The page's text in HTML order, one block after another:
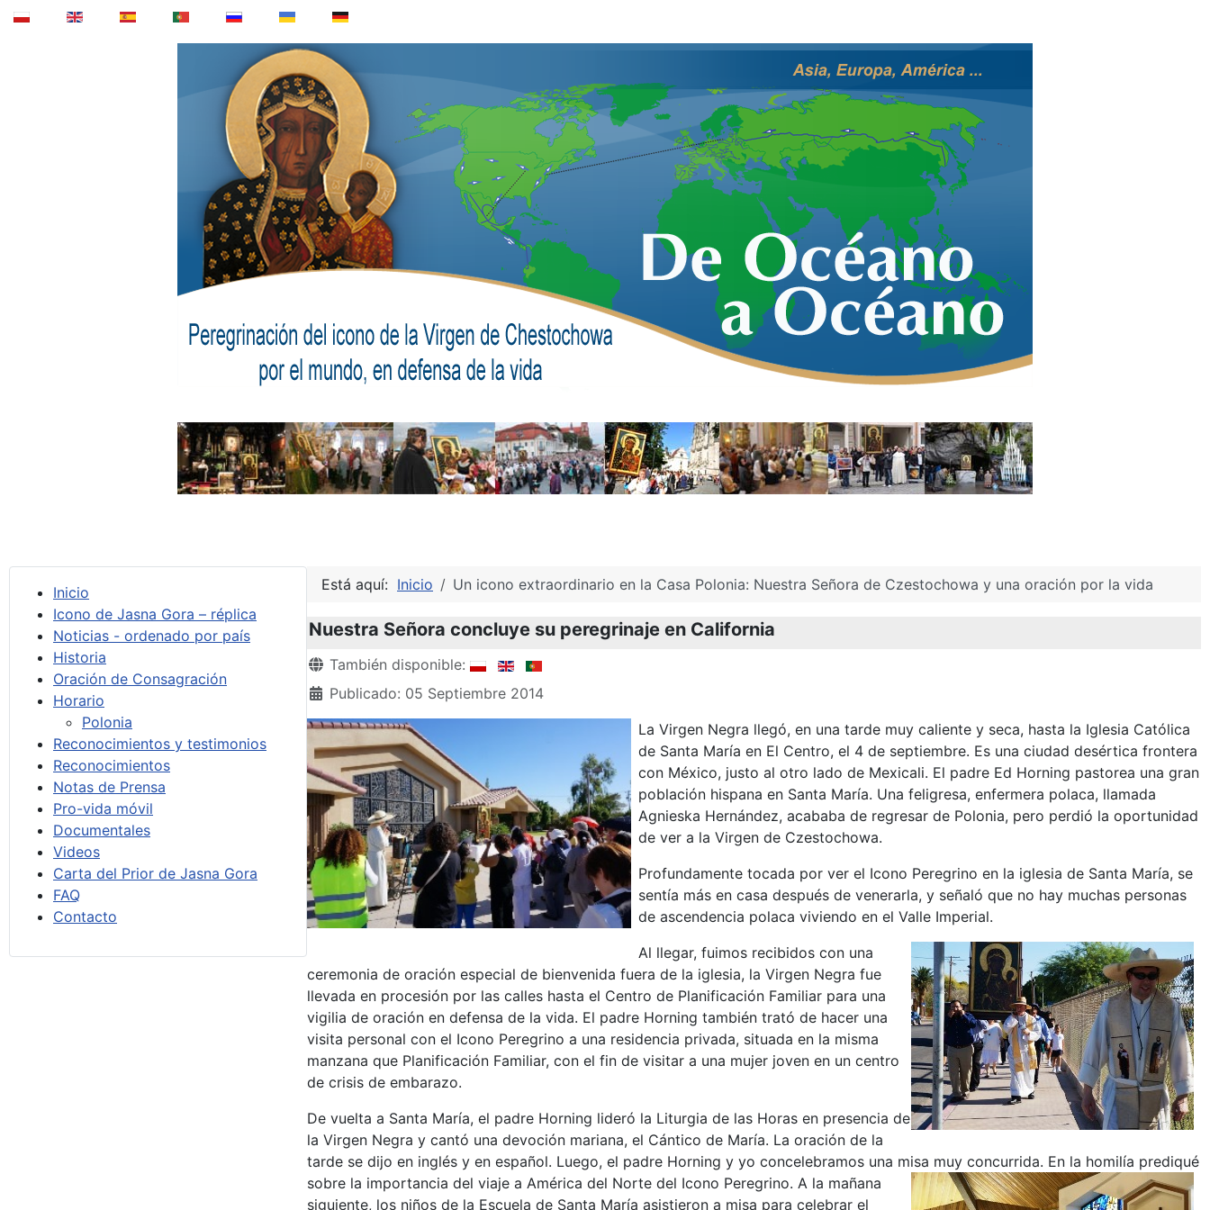
Inicio
Icono de Jasna Gora – réplica
Noticias - ordenado por país
Historia
Oración de Consagración
Horario
Polonia
Reconocimientos y testimonios
Reconocimientos
Notas de Prensa
Pro-vida móvil
Documentales
Videos
Carta del Prior de Jasna Gora
FAQ
Contacto
Está aquí: Inicio Un icono extraordinario en la Casa Polonia: Nuestra Señora de Czestochowa y una oración por la vida
Nuestra Señora concluye su peregrinaje en California
Detalles
También disponible:
Publicado: 05 Septiembre 2014
La Virgen Negra llegó, en una tarde muy caliente y seca, hasta la Iglesia Católica
de Santa María en El Centro, el 4 de septiembre. Es una ciudad desértica frontera
con México, justo al otro lado de Mexicali. El padre Ed Horning pastorea una gran
población hispana en Santa María. Una feligresa, enfermera polaca, llamada
Agnieska Hernández, acababa de regresar de Polonia, pero perdió la oportunidad
de ver a la Virgen de Czestochowa.
Profundamente tocada por ver el Icono Peregrino en la iglesia de Santa María, se
sentía más en casa después de venerarla, y señaló que no hay muchas personas
de ascendencia polaca viviendo en el Valle Imperial.
Al llegar, fuimos recibidos con una
ceremonia de oración especial de bienvenida fuera de la iglesia, la Virgen Negra fue
llevada en procesión por las calles hasta el Centro de Planificación Familiar para una
vigilia de oración en defensa de la vida. El padre Horning también trató de hacer una
visita personal con el Icono Peregrino a una residencia privada, situada en la misma
manzana que Planificación Familiar, con el fin de visitar a una mujer joven en un centro
de crisis de embarazo.
De vuelta a Santa María, el padre Horning lideró la Liturgia de las Horas en presencia de
la Virgen Negra y cantó una devoción mariana, el Cántico de María. La oración de la
tarde se dijo en inglés y en español. Luego, el padre Horning y yo concelebramos una misa muy concurrida. En la homilía prediqué
sobre la importancia del viaje a América del Norte del Icono Peregrino. A la mañana
siguiente, los niños de la Escuela de Santa María asistieron a misa para celebrar el